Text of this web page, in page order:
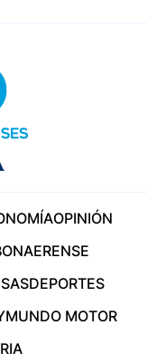
OPINIÓN
DEPORTES
MUNDO MOTOR